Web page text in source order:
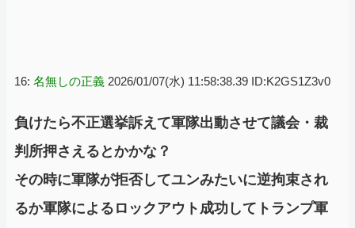
16: 名無しの正義 2026/01/07(水) 11:58:38.39 ID:K2GS1Z3v0
負けたら不正選挙訴えて軍隊出動させて議会・裁
判所押さえるとかかな？
その時に軍隊が拒否してユンみたいに逆拘束され
るか軍隊によるロックアウト成功してトランプ軍